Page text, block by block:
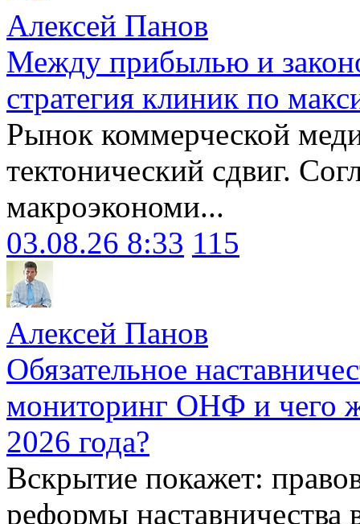
Алексей Панов
Между прибылью и
стратегия клиник по
Рынок коммерческой
тектонический сдвиг.
макроэкономи...
03.08.26 8:33 115
Алексей Панов
Обязательное
мониторинг ОНФ и чего
2026 года?
Вскрытие покажет:
реформы наставничества